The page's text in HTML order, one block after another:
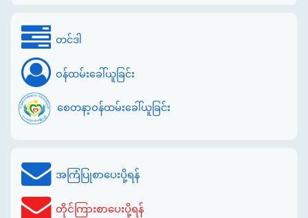
တင်ဒါ
ဝန်ထမ်းခေါ်ယူခြင်း
စေတနာ့ဝန်ထမ်းခေါ်ယူခြင်း
အကြံပြုစာပေးပို့ရန်
တိုင်ကြားစာပေးပို့ရန်